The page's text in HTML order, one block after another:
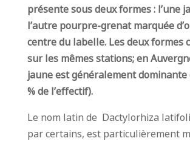
présente sous deux formes : l’une
l’autre pourpre-grenat marquée
centre du labelle. Les deux formes
sur les mêmes stations; en
jaune est généralement dominante
% de l’effectif).
Le nom latin de Dactylorhiza
par certains, est particulièrement